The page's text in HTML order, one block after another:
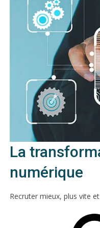
La
numérique
Recruter mieux, plus vite